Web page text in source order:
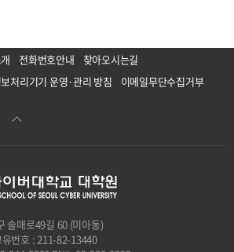
전화번호안내
찾아오시는길
처리기기 운영·관리 방침 이메일무단수집거부
솔매로49길 60 (미아동)
번호 : 211-82-13440